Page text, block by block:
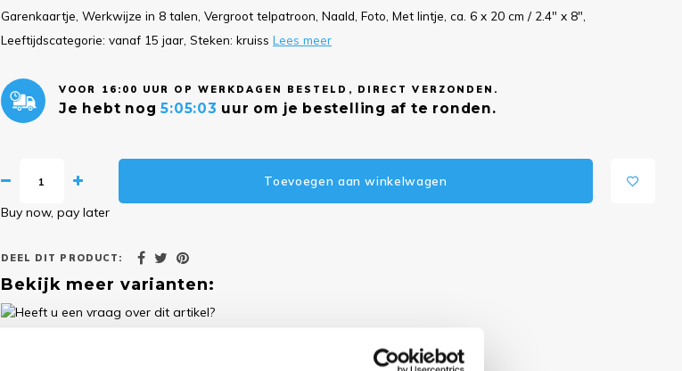
Garenkaartje, Werkwijze in 8 talen, Vergroot telpatroon, Naald, Foto, Met lintje, ca. 6 x 20 cm / 2.4" x 8",
Leeftijdscategorie: vanaf 15 jaar, Steken: kruiss Lees meer
VOOR 16:00 UUR OP WERKDAGEN BESTELD, DIRECT VERZONDEN.
Je hebt nog5:05:02 uur om je bestelling af te ronden.
Toevoegen aan winkelwagen
Buy now, pay later
DEEL DIT PRODUCT:
Bekijk meer varianten:
Heeft u een vraag over dit artikel?